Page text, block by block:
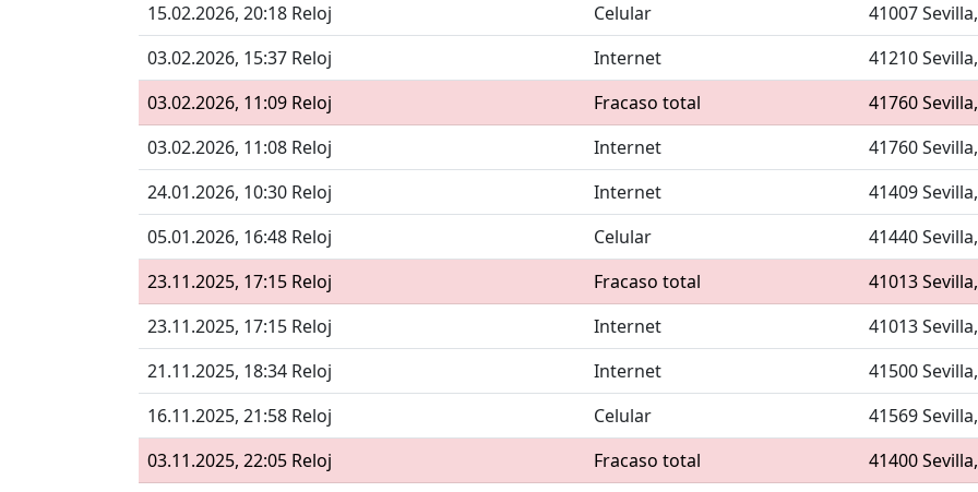
15.02.2026, 20:18 Reloj
Celular
41007
03.02.2026, 15:37 Reloj
Internet
41210
03.02.2026, 11:09 Reloj
Fracaso total
41760
03.02.2026, 11:08 Reloj
Internet
41760
24.01.2026, 10:30 Reloj
Internet
41409
05.01.2026, 16:48 Reloj
Celular
41440
23.11.2025, 17:15 Reloj
Fracaso total
41013
23.11.2025, 17:15 Reloj
Internet
41013
21.11.2025, 18:34 Reloj
Internet
41500
16.11.2025, 21:58 Reloj
Celular
41569
03.11.2025, 22:05 Reloj
Fracaso total
41400